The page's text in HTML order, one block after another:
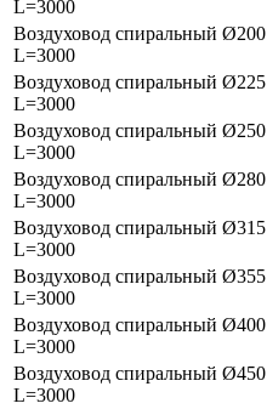
L=3000
Воздуховод спиральный Ø200
L=3000
Воздуховод спиральный Ø225
L=3000
Воздуховод спиральный Ø250
L=3000
Воздуховод спиральный Ø280
L=3000
Воздуховод спиральный Ø315
L=3000
Воздуховод спиральный Ø355
L=3000
Воздуховод спиральный Ø400
L=3000
Воздуховод спиральный Ø450
L=3000